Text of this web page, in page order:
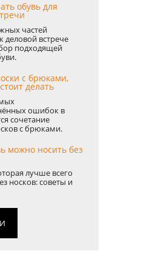
обувь для
частей
деловой встрече
подходящей
с брюками,
делать
ошибок в
сочетание
с брюками.
можно носить без
лучше всего
носков: советы и